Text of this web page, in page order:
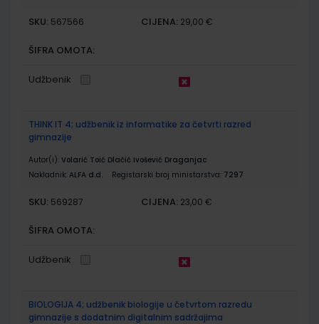
SKU: 567566 CIJENA: 29,00 €
ŠIFRA OMOTA:
Udžbenik
THINK IT 4; udžbenik iz informatike za četvrti razred
gimnazije
Autor(i): Volarić Toić Dlačić Ivošević Draganjac
Nakladnik: ALFA d.d. Registarski broj ministarstva: 7297
SKU: 569287 CIJENA: 23,00 €
ŠIFRA OMOTA:
Udžbenik
BIOLOGIJA 4; udžbenik biologije u četvrtom razredu
gimnazije s dodatnim digitalnim sadržajima